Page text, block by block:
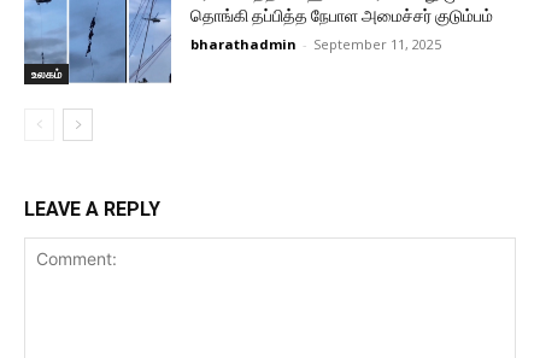
உலகம்
தொங்கி தப்பித்த நேபாள அமைச்சர் குடும்பம்
bharathadmin - September 11, 2025
LEAVE A REPLY